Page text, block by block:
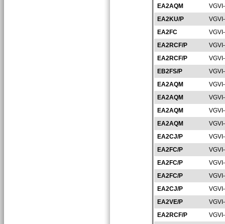
EA2AQM
EA2KU/P
EA2FC
EA2RCF/P
EA2RCF/P
EB2FS/P
EA2AQM
EA2AQM
EA2AQM
EA2AQM
EA2CJ/P
EA2FC/P
EA2FC/P
EA2FC/P
EA2CJ/P
EA2VE/P
EA2RCF/P